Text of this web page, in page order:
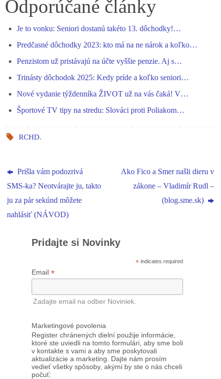
bo
ok
se
er
ts
pp
gr
m
ed
re
Odporúčané články
Je to vonku: Seniori dostanú takéto 13. dôchodky!…
Predčasné dôchodky 2023: kto má na ne nárok a koľko…
Penzistom už pristávajú na účte vyššie penzie. Aj s…
Trinásty dôchodok 2025: Kedy príde a koľko seniori…
Nové vydanie týždenníka ŽIVOT už na vás čaká! V…
Športové TV tipy na stredu: Slováci proti Poliakom…
RCHD.
Prišla vám podozrivá
SMS-ka? Neotvárajte ju, takto
ju za pár sekúnd môžete
nahlásiť (NÁVOD)
Ako Fico a Smer našli dieru v
zákone – Vladimír Rudl –
(blog.sme.sk)
Pridajte si Novinky
* indicates required
Email *
Zadajte email na odber Noviniek.
Marketingové povolenia
Register chránených dielní použije informácie,
ktoré ste uviedli na tomto formulári, aby sme boli
v kontakte s vami a aby sme poskytovali
aktualizácie a marketing. Dajte nám prosím
vedieť všetky spôsoby, akými by ste o nás chceli
počuť: